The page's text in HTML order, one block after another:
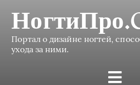
Портал о дизайне ногтей,
ухода за ними.